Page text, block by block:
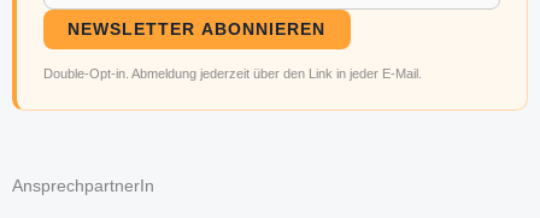
NEWSLETTER ABONNIEREN
Double-Opt-in. Abmeldung jederzeit über den Link in jeder E-Mail.
AnsprechpartnerIn